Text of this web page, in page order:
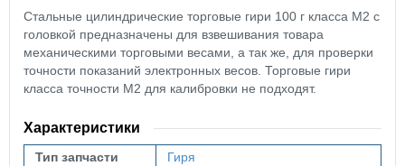
Стальные цилиндрические торговые гири 100 г класса М2 с
головкой предназначены для взвешивания товара
механическими торговыми весами, а так же, для проверки
точности показаний электронных весов. Торговые гири
класса точности М2 для калибровки не подходят.
Характеристики
Тип запчасти
Гиря